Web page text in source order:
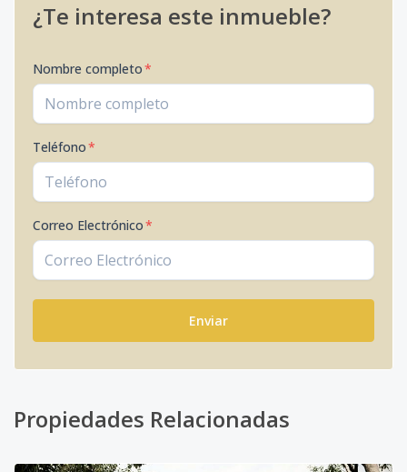
¿Te interesa este inmueble?
Nombre completo*
Teléfono*
Correo Electrónico*
Enviar
Propiedades Relacionadas